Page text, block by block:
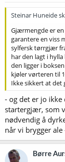
Steinar Huneide
Gjærmengde er
garantere en viss
sylfersk tørrgjær
har den lagt i
den ligger i
kjøler vørteren til
Ikke sikkert at det
- og det er jo
startergjær, som
nødvendig å
når vi brygger
Børre